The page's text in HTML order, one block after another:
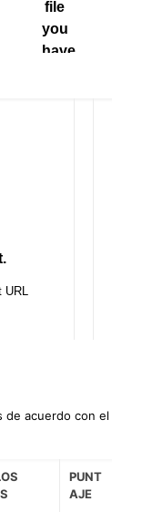
de acuerdo con el
PUNT
AJE